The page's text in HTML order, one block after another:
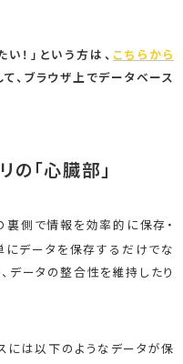
！」という方は、 こちらから
て、ブラウザ上でデータベース
の「心臓部」
裏側で情報を効率的に保存・
にデータを保存するだけでな
データの整合性を維持したり
には以下のようなデータが保